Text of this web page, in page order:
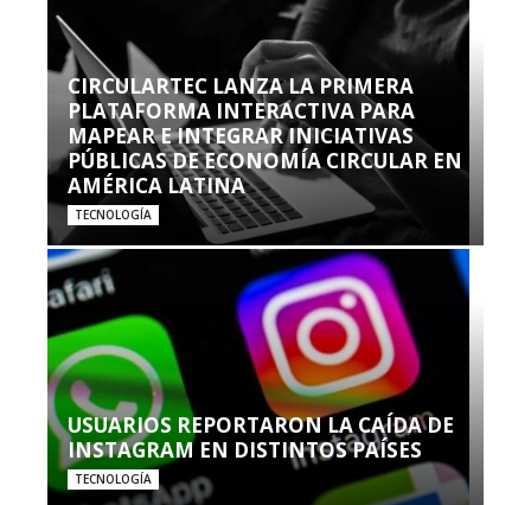
CIRCULARTEC LANZA LA PRIMERA
PLATAFORMA INTERACTIVA PARA
MAPEAR E INTEGRAR INICIATIVAS
PÚBLICAS DE ECONOMÍA CIRCULAR EN
AMÉRICA LATINA
TECNOLOGÍA
USUARIOS REPORTARON LA CAÍDA DE
INSTAGRAM EN DISTINTOS PAÍSES
TECNOLOGÍA